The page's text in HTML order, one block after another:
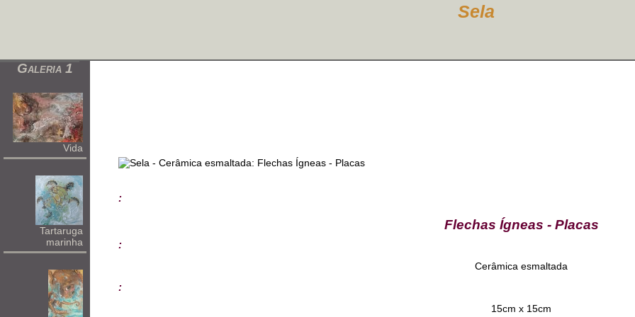
Sela
Galeria 1
Vida
Tartaruga
marinha
:
Flechas Ígneas - Placas
:
Cerâmica esmaltada
:
15cm x 15cm